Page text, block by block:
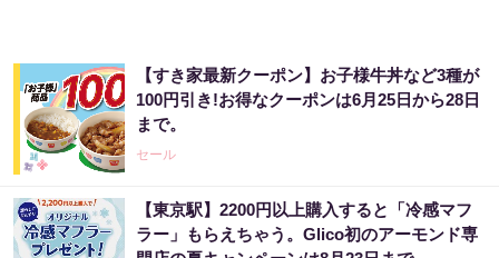
【すき家最新クーポン】お子様牛丼など3種が
100円引き!お得なクーポンは6月25日から28日
まで。
セール
【東京駅】2200円以上購入すると「冷感マフ
ラー」もらえちゃう。Glico初のアーモンド専